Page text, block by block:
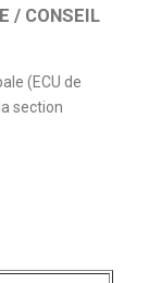
/ CONSEIL
(ECU de
section